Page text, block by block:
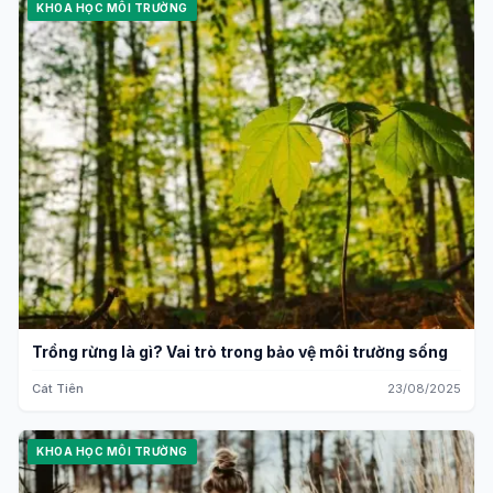
KHOA HỌC MÔI TRƯỜNG
Trồng rừng là gì? Vai trò trong bảo vệ môi trường sống
Cát Tiên 23/08/2025
KHOA HỌC MÔI TRƯỜNG